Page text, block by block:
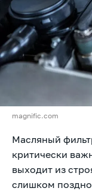
magnific.com
Масляный
критически
выходит из
слишком